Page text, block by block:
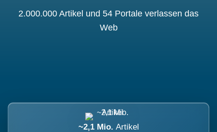
2.000.000 Artikel und 54 Portale verlassen das
Web
~2,1 Mio. Artikel